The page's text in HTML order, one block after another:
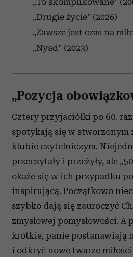
„Drugie życie” (2026)
„Zawsze jest czas na
„Nyad” (2023)
„Pozycja
Cztery przyjaciółki po 60.
spotykają się w stworzonym
klubie czytelniczym.
przeczytały i przeżyły, ale
okaże się w ich przypadku
inspirującą. Początkowo
szybko dają się zauroczyć
zmysłowej pomysłowości. A
krótkie, panie postanawiają
i odkryć nowe twarze